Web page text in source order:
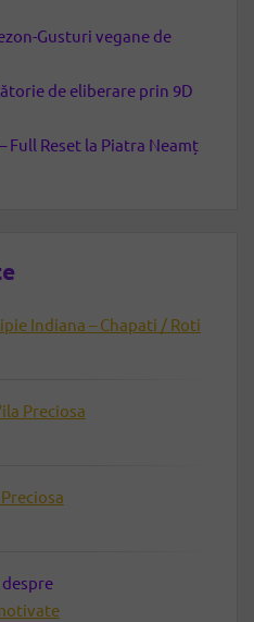
Gusturi vegane de
de eliberare prin 9D
Full Reset la Piatra Neamț
Indiana – Chapati / Roti
Preciosa
despre